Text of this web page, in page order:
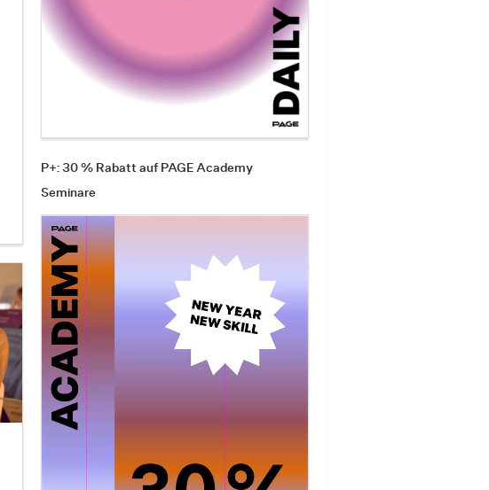
P+: 30 % Rabatt auf PAGE Academy
Seminare